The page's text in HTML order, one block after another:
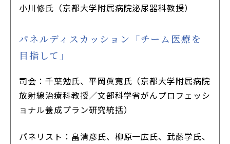
小川修氏（京都大学附属病院泌尿器科教授）
パネルディスカッション「チーム医療を
目指して」
司会：千葉勉氏、平岡眞寛氏（京都大学附属病院
放射線治療科教授／文部科学省がんプロフェッシ
ョナル養成プラン研究統括）
パネリスト：畠清彦氏、柳原一広氏、武藤学氏、